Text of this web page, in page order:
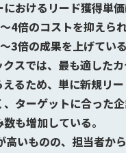
におけるリード獲得単
4倍のコストを抑えら
3倍の成果を上げている
クスでは、最も適した
るため、単に新規リ
、ターゲットに合った
も増加している。
高いものの、担当者か